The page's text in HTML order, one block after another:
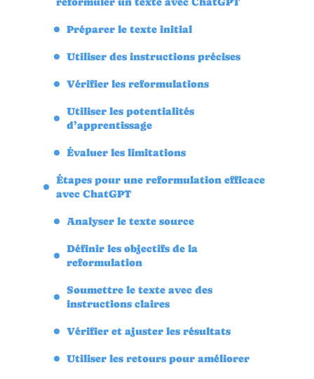
Préparer le texte initial
Utiliser des instructions précises
Vérifier les reformulations
Utiliser les potentialités
d’apprentissage
Évaluer les limitations
Étapes pour une reformulation efficace
avec ChatGPT
Analyser le texte source
Définir les objectifs de la
reformulation
Soumettre le texte avec des
instructions claires
Vérifier et ajuster les résultats
Utiliser les retours pour améliorer